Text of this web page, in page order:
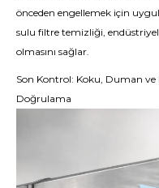
önceden engellemek için
sulu filtre temizliği,
olmasını sağlar.
Son Kontrol: Koku, Duman
Doğrulama